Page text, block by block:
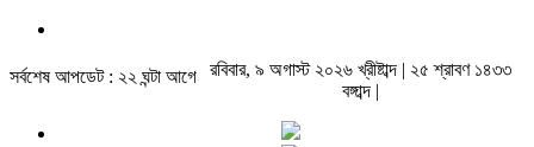
সর্বশেষ আপডেট : ২২ ঘন্টা আগে
রবিবার, ৯ অগাস্ট ২০২৬ খ্রীষ্টাব্দ | ২৫ শ্রাবণ ১৪৩৩
বঙ্গাব্দ |